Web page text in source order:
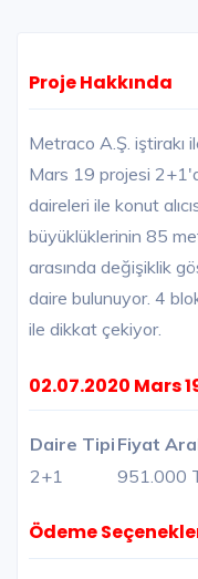
Proje Hakkında
Metraco A.Ş. iştirakı
Mars 19 projesi
daireleri ile konut
büyüklüklerinin 85
arasında değişiklik
daire bulunuyor. 4
ile dikkat çekiyor.
02.07.2020 Mars
Daire Tipi Fiyat
2+1
951.000
Ödeme